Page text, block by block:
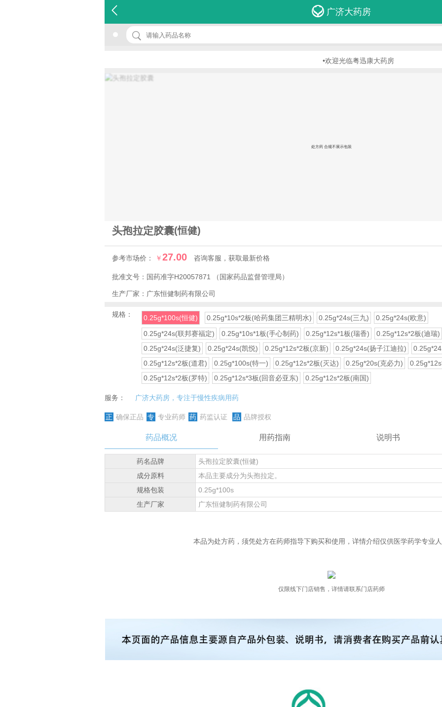
广济大药房
•欢迎光临粤迅康大药房
处方药 合规不展示包装
头孢拉定胶囊(恒健)
参考市场价： ￥27.00 咨询客服，获取最新价格
批准文号： 国药准字H20057871 （国家药品监督管理局）
生产厂家： 广东恒健制药有限公司
规格： 0.25g*100s(恒健) 0.25g*10s*2板(哈药集团三精明水) 0.25g*24s(三九)
0.25g*24s(欧意)
0.25g*24s(联邦赛福定)
0.25g*10s*1板(手心制药) 0.25g*12s*1板(瑞香)
0.25g*12s*2板(迪瑞)
0.25g*24s(泛捷复)
0.25g*24s(凯悦) 0.25g*12s*2板(京新) 0.25g*24s(扬子江迪拉)
0.25g*12s*2板(道君)
0.25g*100s(特一) 0.25g*12s*2板(灭达) 0.25g*20s(克必力)
0.25g*12s*2板(罗特)
0.25g*12s*3板(回音必亚东) 0.25g*12s*2板(南国)
服务： 广济大药房，专注于慢性疾病用药
正 确保正品 专 专业药师 药 药监认证 品 品牌授权
药品概况 用药指南 说明书
药名品牌
头孢拉定胶囊(恒健)
成分原料
本品主要成分为头孢拉定。
规格包装
0.25g*100s
生产厂家
广东恒健制药有限公司
本品为处方药，须凭处方在药师指导下购买和使用，详情介绍仅供医学药学专业
仅限线下门店销售，详情请联系门店药师